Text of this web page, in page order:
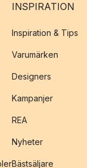
INSPIRATION
Inspiration & Tips
Varumärken
Designers
Kampanjer
REA
Nyheter
Bästsäljare